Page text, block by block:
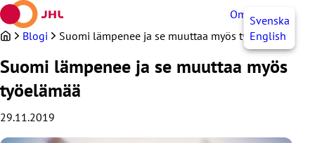
Siirry
sisältöön
OmaJHLSvenska
English
Blogi Suomi lämpenee ja se muuttaa myös työelämää
Suomi lämpenee ja se muuttaa myös
työelämää
29.11.2019